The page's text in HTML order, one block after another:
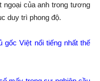
ngoại của anh trong tương
duy trì phong độ.
gốc Việt nổi tiếng nhất thế